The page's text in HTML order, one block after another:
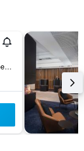
30 National Circuit, Canberra, ACT, Australia